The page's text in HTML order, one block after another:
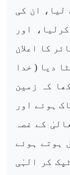
لیا، ان کی
اور
کا اعلان
دیا ( خدا
کہ زمین
ہوئے اور
کے غصہ
ہوتے ہوئے
کر الہٰی